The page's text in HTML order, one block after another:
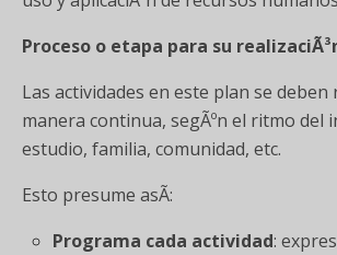
Proceso o etapa para su
Las actividades en este plan se deben
manera continua, segÃºn el ritmo del
estudio, familia, comunidad, etc.
Esto presume asÃ­:
Programa cada actividad: